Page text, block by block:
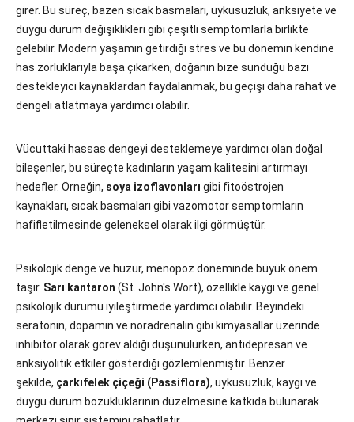
girer. Bu süreç, bazen sıcak basmaları, uykusuzluk, anksiyete ve
duygu durum değişiklikleri gibi çeşitli semptomlarla birlikte
gelebilir. Modern yaşamın getirdiği stres ve bu dönemin kendine
has zorluklarıyla başa çıkarken, doğanın bize sunduğu bazı
destekleyici kaynaklardan faydalanmak, bu geçişi daha rahat ve
dengeli atlatmaya yardımcı olabilir.
Vücuttaki hassas dengeyi desteklemeye yardımcı olan doğal
bileşenler, bu süreçte kadınların yaşam kalitesini artırmayı
hedefler. Örneğin, soya izoflavonları gibi fitoöstrojen
kaynakları, sıcak basmaları gibi vazomotor semptomların
hafifletilmesinde geleneksel olarak ilgi görmüştür.
Psikolojik denge ve huzur, menopoz döneminde büyük önem
taşır. Sarı kantaron (St. John's Wort), özellikle kaygı ve genel
psikolojik durumu iyileştirmede yardımcı olabilir. Beyindeki
seratonin, dopamin ve noradrenalin gibi kimyasallar üzerinde
inhibitör olarak görev aldığı düşünülürken, antidepresan ve
anksiyolitik etkiler gösterdiği gözlemlenmiştir. Benzer
şekilde, çarkıfelek çiçeği (Passiflora), uykusuzluk, kaygı ve
duygu durum bozukluklarının düzelmesine katkıda bulunarak